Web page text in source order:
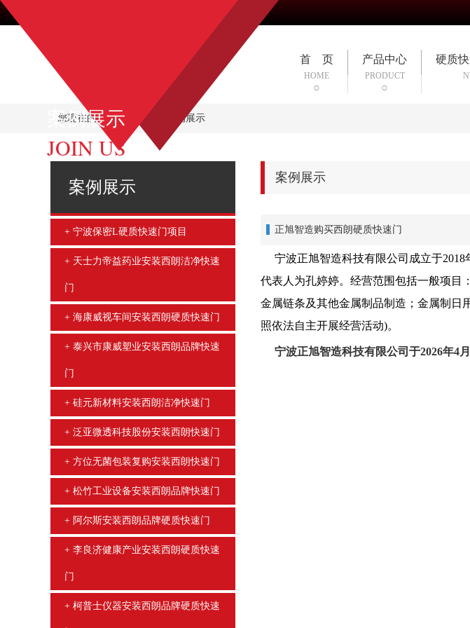
首 页
HOME
产品中心
PRODUCT
硬质
案例展示
JOIN US
您现在的位置： 首页 案例展示
案例展示
宁波保密L硬质快速门项目
天士力帝益药业安装西朗洁净快速
门
海康威视车间安装西朗硬质快速门
泰兴市康威塑业安装西朗品牌快速
门
硅元新材料安装西朗洁净快速门
泛亚微透科技股份安装西朗快速门
方位无菌包装复购安装西朗快速门
松竹工业设备安装西朗品牌快速门
阿尔斯安装西朗品牌硬质快速门
李良济健康产业安装西朗硬质快速
门
柯普士仪器安装西朗品牌硬质快速
案例展示
正旭智造购买西朗硬质快速门
宁波正旭智造科技有限公司成立于
代表人为孔婷婷。经营范围包括一般项目
金属链条及其他金属制品制造；金属制日
照依法自主开展经营活动)。
宁波正旭智造科技有限公司于2026年4